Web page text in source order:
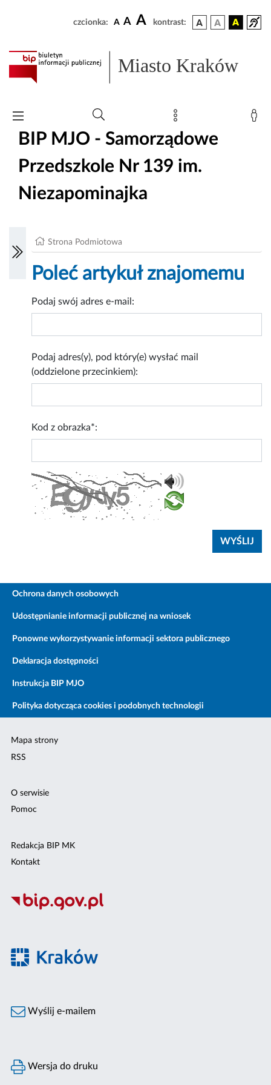
czcionka: A A A kontrast:
Miasto Kraków
BIP MJO - Samorządowe
Przedszkole Nr 139 im.
Niezapominajka
Strona Podmiotowa
Poleć artykuł znajomemu
Podaj swój adres e-mail:
Podaj adres(y), pod który(e) wysłać mail
(oddzielone przecinkiem):
Kod z obrazka*:
Ochrona danych osobowych
Udostępnianie informacji publicznej na wniosek
Ponowne wykorzystywanie informacji sektora publicznego
Deklaracja dostępności
Instrukcja BIP MJO
Polityka dotycząca cookies i podobnych technologii
Mapa strony
RSS
O serwisie
Pomoc
Redakcja BIP MK
Kontakt
Wyślij e-mailem
Wersja do druku